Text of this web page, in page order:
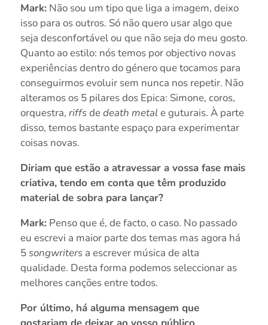
Mark:Não sou um tipo que liga a imagem, deixo
isso para os outros. Só não quero usar algo que
seja desconfortável ou que não seja do meu gosto.
Quanto ao estilo: nós temos por objectivo novas
experiências dentro do género que tocamos para
conseguirmos evoluir sem nunca nos repetir. Não
alteramos os 5 pilares dos Epica: Simone, coros,
orquestra, riffsdedeath metale guturais. À parte
disso, temos bastante espaço para experimentar
coisas novas.
Diriam que estão a atravessar a vossa fase mais
criativa, tendo em conta que têm produzido
material de sobra para lançar?
Mark:Penso que é, de facto, o caso. No passado
eu escrevi a maior parte dos temas mas agora há
5songwritersa escrever música de alta
qualidade. Desta forma podemos seleccionar as
melhores canções entre todos.
Por último, há alguma mensagem que